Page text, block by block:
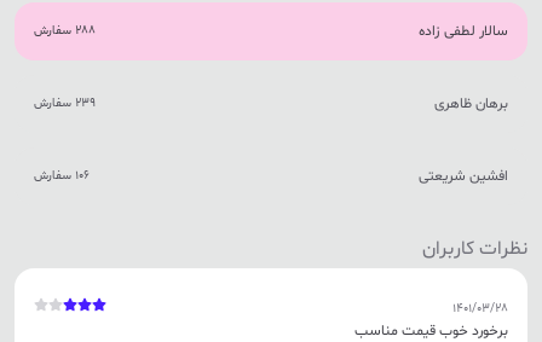
سالار لطفی زاده 288 سفارش
برهان ظاهری 239 سفارش
افشین شریعتی 106 سفارش
نظرات کاربران
1401/03/28
برخورد خوب قیمت مناسب